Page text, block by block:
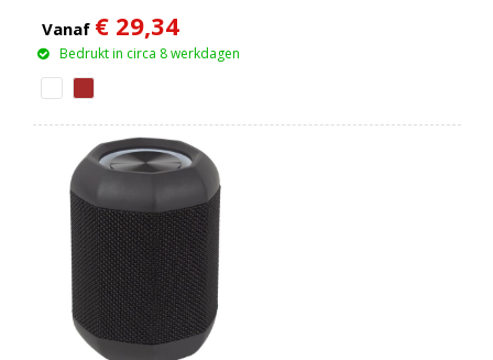
ledverlichting en
draadloos
oplaadstation
Vanaf € 29,34
Bedrukt in circa 8 werkdagen